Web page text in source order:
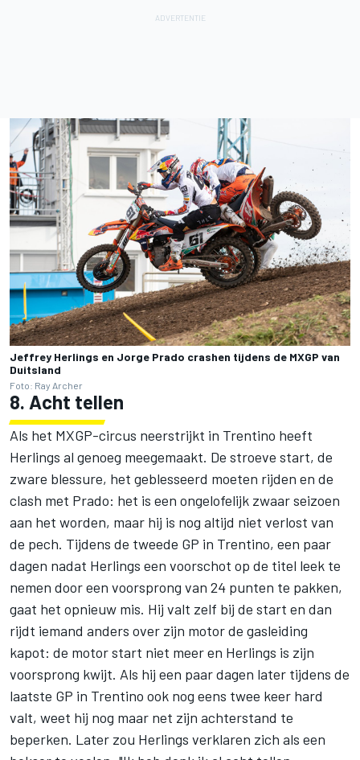
Jeffrey Herlings en Jorge Prado crashen tijdens de MXGP van
Duitsland
Foto: Ray Archer
8. Acht tellen
Als het MXGP-circus neerstrijkt in Trentino heeft
Herlings al genoeg meegemaakt. De stroeve start, de
zware blessure, het geblesseerd moeten rijden en de
clash met Prado: het is een ongelofelijk zwaar seizoen
aan het worden, maar hij is nog altijd niet verlost van
de pech. Tijdens de tweede GP in Trentino, een paar
dagen nadat Herlings een voorschot op de titel leek te
nemen door een voorsprong van 24 punten te pakken,
gaat het opnieuw mis. Hij valt zelf bij de start en dan
rijdt iemand anders over zijn motor de gasleiding
kapot: de motor start niet meer en Herlings is zijn
voorsprong kwijt. Als hij een paar dagen later tijdens de
laatste GP in Trentino ook nog eens twee keer hard
valt, weet hij nog maar net zijn achterstand te
beperken. Later zou Herlings verklaren zich als een